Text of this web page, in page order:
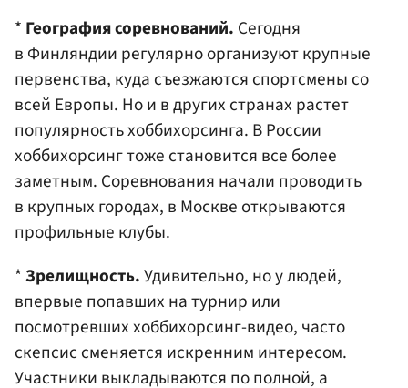
* География соревнований. Сегодня
в Финляндии регулярно организуют крупные
первенства, куда съезжаются спортсмены со
всей Европы. Но и в других странах растет
популярность хоббихорсинга. В России
хоббихорсинг тоже становится все более
заметным. Соревнования начали проводить
в крупных городах, в Москве открываются
профильные клубы.
*Зрелищность.Удивительно, но у людей,
впервые попавших на турнир или
посмотревших хоббихорсинг-видео, часто
скепсис сменяется искренним интересом.
Участники выкладываются по полной, а